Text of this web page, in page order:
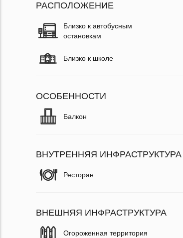
РАСПОЛОЖЕНИЕ
Близко к автобусным
остановкам
Близко к школе
ОСОБЕННОСТИ
Балкон
ВНУТРЕННЯЯ ИНФРАСТРУКТУРА
Ресторан
ВНЕШНЯЯ ИНФРАСТРУКТУРА
Огороженная территория